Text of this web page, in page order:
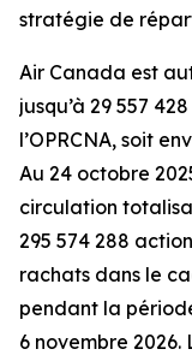
stratégie de
Air Canada est
jusqu’à 29 557
l’OPRCNA, soit
Au 24 octobre
circulation
295 574 288
rachats dans le
pendant la
6 novembre 2026.